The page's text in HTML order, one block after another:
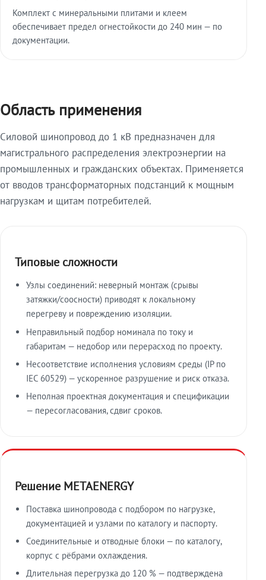
Комплект с минеральными плитами и клеем
обеспечивает предел огнестойкости до 240 мин — по
документации.
Область применения
Силовой шинопровод до 1 кВ предназначен для
магистрального распределения электроэнергии на
промышленных и гражданских объектах. Применяется
от вводов трансформаторных подстанций к мощным
нагрузкам и щитам потребителей.
Типовые сложности
Узлы соединений: неверный монтаж (срывы
затяжки/соосности) приводят к локальному
перегреву и повреждению изоляции.
Неправильный подбор номинала по току и
габаритам — недобор или перерасход по проекту.
Несоответствие исполнения условиям среды (IP по
IEC 60529) — ускоренное разрушение и риск отказа.
Неполная проектная документация и спецификации
— пересогласования, сдвиг сроков.
Решение METAENERGY
Поставка шинопровода с подбором по нагрузке,
документацией и узлами по каталогу и паспорту.
Соединительные и отводные блоки — по каталогу,
корпус с рёбрами охлаждения.
Длительная перегрузка до 120 % — подтверждена